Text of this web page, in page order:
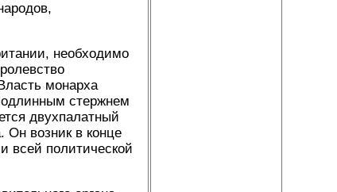
необходимо
монарха
стержнем
двухпалатный
возник в конце
всей политической